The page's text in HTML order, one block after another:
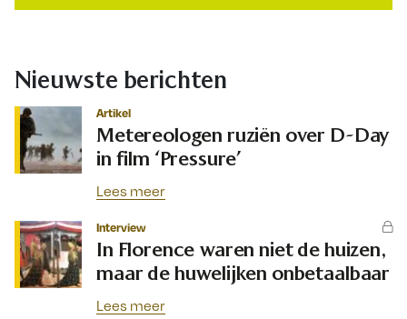
Nieuwste berichten
Artikel
Metereologen ruziën over D-Day
in film ‘Pressure’
Lees meer
Interview
In Florence waren niet de huizen,
maar de huwelijken onbetaalbaar
Lees meer